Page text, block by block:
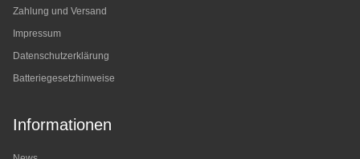
Zahlung und Versand
Impressum
Datenschutzerklärung
Batteriegesetzhinweise
Informationen